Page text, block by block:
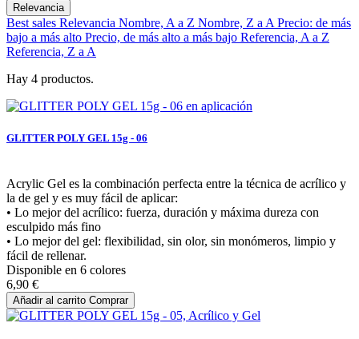
Relevancia
Best sales Relevancia Nombre, A a Z Nombre, Z a APrecio: de más
bajo a más alto Precio, de más alto a más bajo Referencia, A a Z
Referencia, Z a A
Hay 4 productos.
GLITTER POLY GEL 15g - 06
Acrylic Gel es la combinación perfecta entre la técnica de acrílico y
la de gel y es muy fácil de aplicar:
• Lo mejor del acrílico: fuerza, duración y máxima dureza con
esculpido más fino
• Lo mejor del gel: flexibilidad, sin olor, sin monómeros, limpio y
fácil de rellenar.
Disponible en 6 colores
6,90 €
Añadir al carrito Comprar